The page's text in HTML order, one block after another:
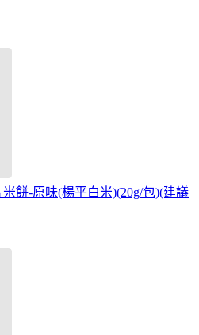
餅-原味(楊平白米)(20g/包)(建議